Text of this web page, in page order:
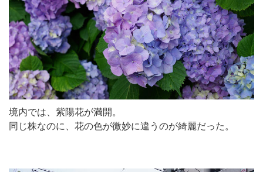
境内では、紫陽花が満開。
同じ株なのに、花の色が微妙に違うのが綺麗だった。